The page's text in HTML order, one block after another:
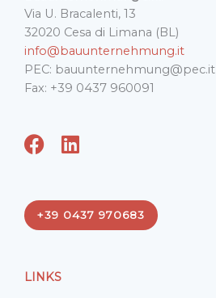
Via U. Bracalenti, 13
32020 Cesa di Limana (BL)
info@bauunternehmung.it
PEC: bauunternehmung@pec.it
Fax: +39 0437 960091
F
e
b
k
L
k
e
+39 0437 970683
LINKS